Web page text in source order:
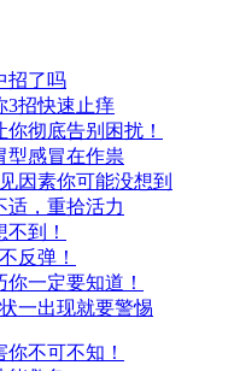
招了吗
3招快速止痒
彻底告别困扰！
型感冒在作祟
因素你可能没想到
适，重拾活力
到！
反弹！
一定要知道！
一出现就要警惕
不可不知！